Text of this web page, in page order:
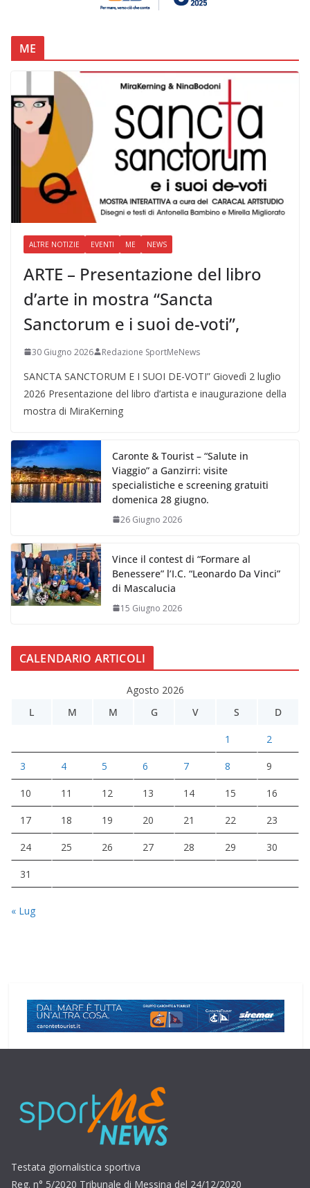
ME
ALTRE NOTIZIE EVENTI ME NEWS
ARTE – Presentazione del libro
d’arte in mostra “Sancta
Sanctorum e i suoi de-voti”,
30 Giugno 2026 Redazione SportMeNews
SANCTA SANCTORUM E I SUOI DE-VOTI” Giovedì 2 luglio
2026 Presentazione del libro d’artista e inaugurazione della
mostra di MiraKerning
Caronte & Tourist – “Salute in
Viaggio” a Ganzirri: visite
specialistiche e screening gratuiti
domenica 28 giugno.
26 Giugno 2026
Vince il contest di “Formare al
Benessere” l’I.C. “Leonardo Da Vinci”
di Mascalucia
15 Giugno 2026
CALENDARIO ARTICOLI
Agosto 2026
L
M M G V S D
1 2
3 4 5 6 7 8 9
10 11 12 13 14 15 16
17 18 19 20 21 22 23
24 25 26 27 28 29 30
31
« Lug
Testata giornalistica sportiva
Reg. n° 5/2020 Tribunale di Messina del 24/12/2020